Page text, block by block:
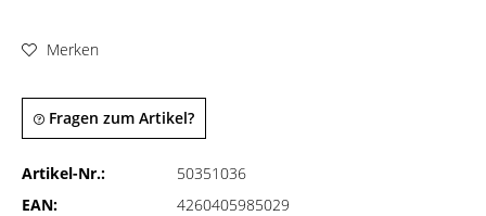
Merken
Fragen zum Artikel?
Artikel-Nr.:
50351036
EAN:
4260405985029